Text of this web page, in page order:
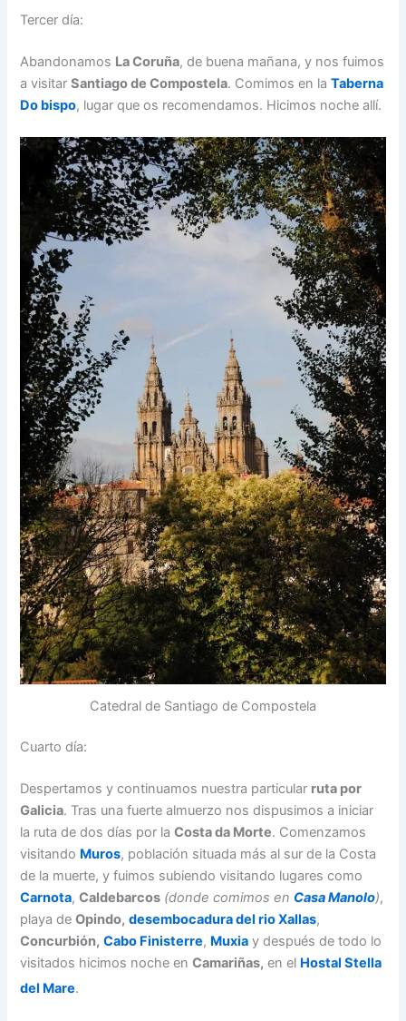
Tercer día:
Abandonamos La Coruña, de buena mañana, y nos fuimos
a visitarSantiago de Compostela. Comimos en laTaberna
Do bispo, lugar que os recomendamos. Hicimos noche allí.
Catedral de Santiago de Compostela
Cuarto día:
Despertamos y continuamos nuestra particular ruta por
Galicia. Tras una fuerte almuerzo nos dispusimos a iniciar
la ruta de dos días por laCosta da Morte. Comenzamos
visitando Muros, población situada más al sur de la Costa
de la muerte, y fuimos subiendo visitando lugares como
Carnota,Caldebarcos (donde comimos en Casa Manolo),
playa deOpindo, desembocadura del rio Xallas,
Concurbión, Cabo Finisterre, Muxia y después de todo lo
visitados hicimos noche enCamariñas, en el Hostal Stella
del Mare.